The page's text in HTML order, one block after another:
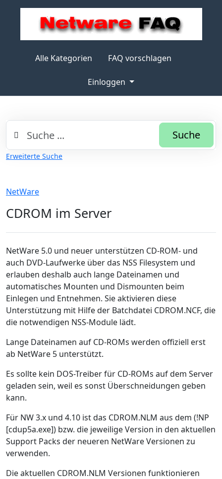
Alle Kategorien FAQ vorschlagen
Einloggen
Suche
Erweiterte Suche
NetWare
CDROM im Server
NetWare 5.0 und neuer unterstützen CD-ROM- und
auch DVD-Laufwerke über das NSS Filesystem und
erlauben deshalb auch lange Dateinamen und
automatisches Mounten und Dismounten beim
Einlegen und Entnehmen. Sie aktivieren diese
Unterstützung mit Hilfe der Batchdatei CDROM.NCF, die
die notwendigen NSS-Module lädt.
Lange Dateinamen auf CD-ROMs werden offiziell erst
ab NetWare 5 unterstützt.
Es sollte kein DOS-Treiber für CD-ROMs auf dem Server
geladen sein, weil es sonst Überschneidungen geben
kann.
Für NW 3.x und 4.10 ist das CDROM.NLM aus dem (!NP
[cdup5a.exe]) bzw. die jeweilige Version in den aktuellen
Support Packs der neueren NetWare Versionen zu
verwenden.
Die aktuellen CDROM.NLM Versionen funktionieren